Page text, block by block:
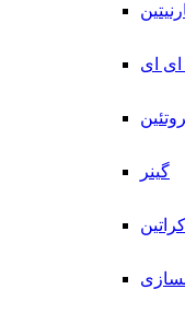
ای
گینر
کراتین